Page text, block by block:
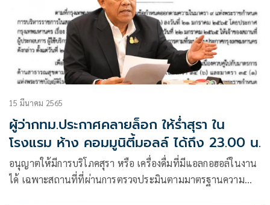
15 มีนาคม 2565
ผู้ว่ากทม.ประกาศคลายล็อก ให้ร่ำสุรา ใน
โรงแรม ห้าง คอมมูนิตี้มอลล์ ได้ถึง 23.00 น.
อนุญาตให้มีการบริโภคสุรา หรือ เครื่องดื่มที่มีแอลกอฮอล์ในงาน
ได้ เฉพาะสถานที่ที่ผ่านการตรวจประมินตามมาตรฐานความ